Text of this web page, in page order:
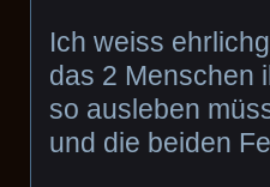
Ich weiss
das 2 Menschen
so ausleben
und die beiden